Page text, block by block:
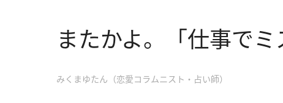
またかよ。「仕事で
みくまゆたん（恋愛コラムニスト・占い師）